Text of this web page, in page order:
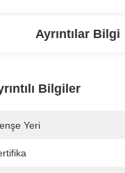
Ayrıntılar Bilgi
Bilgiler
Yeri